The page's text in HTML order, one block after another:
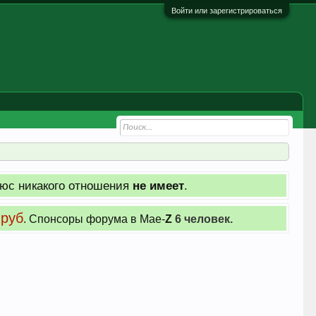
Войти или зарегистрироваться
никакого отношения не имеет.
. Cпонсоры форума в Мае-Z 6 человек.